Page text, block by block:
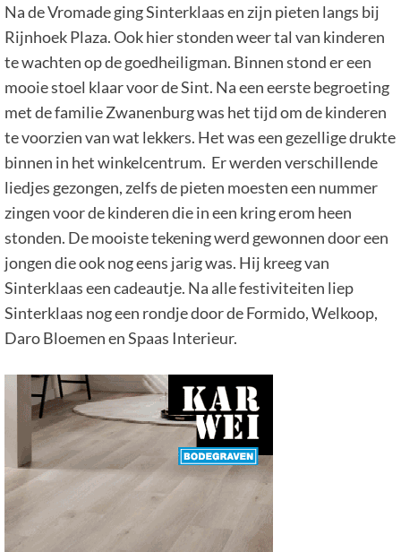
Na de Vromade ging Sinterklaas en zijn pieten langs bij
Rijnhoek Plaza. Ook hier stonden weer tal van kinderen
te wachten op de goedheiligman. Binnen stond er een
mooie stoel klaar voor de Sint. Na een eerste begroeting
met de familie Zwanenburg was het tijd om de kinderen
te voorzien van wat lekkers. Het was een gezellige drukte
binnen in het winkelcentrum. Er werden verschillende
liedjes gezongen, zelfs de pieten moesten een nummer
zingen voor de kinderen die in een kring erom heen
stonden. De mooiste tekening werd gewonnen door een
jongen die ook nog eens jarig was. Hij kreeg van
Sinterklaas een cadeautje. Na alle festiviteiten liep
Sinterklaas nog een rondje door de Formido, Welkoop,
Daro Bloemen en Spaas Interieur.